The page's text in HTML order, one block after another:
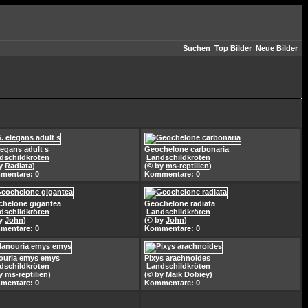
Suchen Top Bilder Neue Bilder
adult s
Radiata)
0
Geochelone carbonaria
Landschildkröten
(© by ms-reptilien)
Kommentare: 0
gigantea
John)
0
Geochelone radiata
Landschildkröten
(© by John)
Kommentare: 0
emys emys
ms-reptilien)
0
Pixys arachnoides
Landschildkröten
(© by Maik Dobiey)
Kommentare: 0